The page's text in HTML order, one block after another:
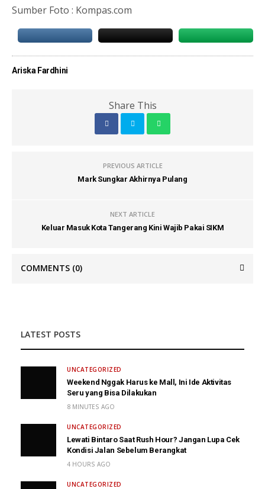
Sumber Foto : Kompas.com
Ariska Fardhini
Share This
PREVIOUS ARTICLE
Mark Sungkar Akhirnya Pulang
NEXT ARTICLE
Keluar Masuk Kota Tangerang Kini Wajib Pakai SIKM
COMMENTS (0)
LATEST POSTS
UNCATEGORIZED
Weekend Nggak Harus ke Mall, Ini Ide Aktivitas
Seru yang Bisa Dilakukan
8 MINUTES AGO
UNCATEGORIZED
Lewati Bintaro Saat Rush Hour? Jangan Lupa Cek
Kondisi Jalan Sebelum Berangkat
4 HOURS AGO
UNCATEGORIZED